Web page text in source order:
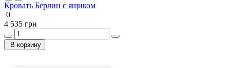
Кровать Берлин с ящиком
0
4 535 грн
В корзину